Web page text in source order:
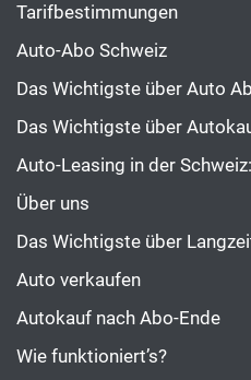
Tarifbestimmungen
Auto-Abo Schweiz
Das Wichtigste über Auto
Das Wichtigste über
Auto-Leasing in der
Über uns
Das Wichtigste über
Auto verkaufen
Autokauf nach Abo-Ende
Wie funktioniert’s?